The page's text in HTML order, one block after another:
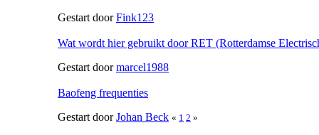
Gestart doorFink123
Wat wordt hier gebruikt door RET (Rotterdamse
Gestart doormarcel1988
Baofeng frequenties
Gestart doorJohan Beck « 1 2 »